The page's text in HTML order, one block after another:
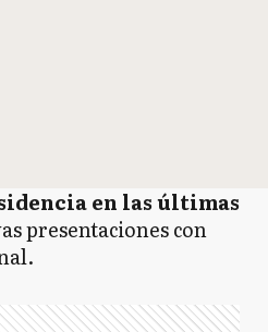
en las últimas
presentaciones con